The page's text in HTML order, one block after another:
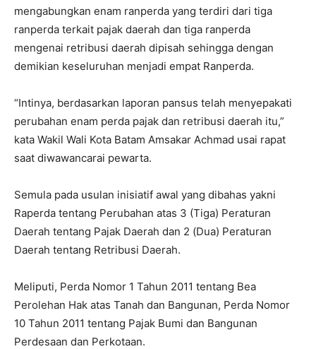
mengabungkan enam ranperda yang terdiri dari tiga
ranperda terkait pajak daerah dan tiga ranperda
mengenai retribusi daerah dipisah sehingga dengan
demikian keseluruhan menjadi empat Ranperda.
“Intinya, berdasarkan laporan pansus telah menyepakati
perubahan enam perda pajak dan retribusi daerah itu,”
kata Wakil Wali Kota Batam Amsakar Achmad usai rapat
saat diwawancarai pewarta.
Semula pada usulan inisiatif awal yang dibahas yakni
Raperda tentang Perubahan atas 3 (Tiga) Peraturan
Daerah tentang Pajak Daerah dan 2 (Dua) Peraturan
Daerah tentang Retribusi Daerah.
Meliputi, Perda Nomor 1 Tahun 2011 tentang Bea
Perolehan Hak atas Tanah dan Bangunan, Perda Nomor
10 Tahun 2011 tentang Pajak Bumi dan Bangunan
Perdesaan dan Perkotaan.